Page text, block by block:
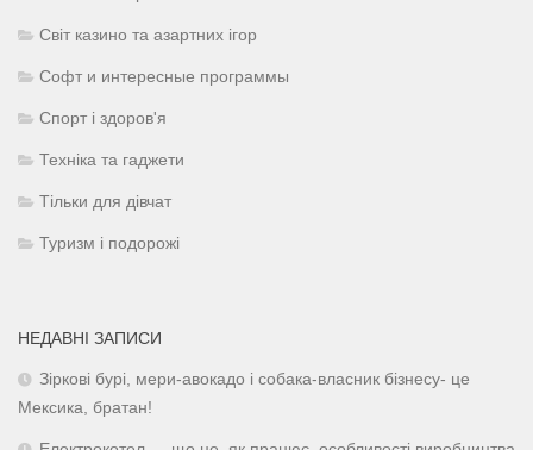
Світ казино та азартних ігор
Софт и интересные программы
Спорт і здоров'я
Техніка та гаджети
Тільки для дівчат
Туризм і подорожі
НЕДАВНІ ЗАПИСИ
Зіркові бурі, мери-авокадо і собака-власник бізнесу- це
Мексика, братан!